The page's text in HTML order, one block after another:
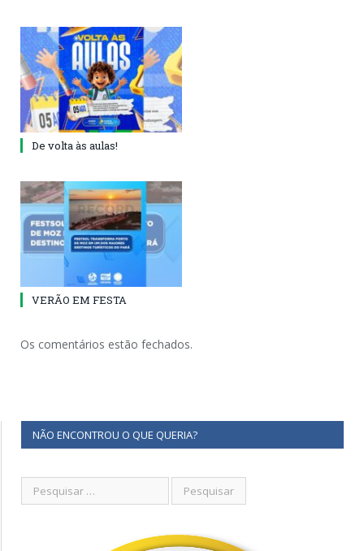
De volta às aulas!
VERÃO EM FESTA
Os comentários estão fechados.
NÃO ENCONTROU O QUE QUERIA?